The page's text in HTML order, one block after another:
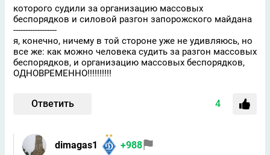
которого судили за организацию массовых
беспорядков и силовой разгон запорожского майдана
------------------
я, конечно, ничему в той стороне уже не удивляюсь, но
все же: как можно человека судить за разгон массовых
беспорядков, и организацию массовых беспорядков,
ОДНОВРЕМЕННО!!!!!!!!!!
Ответить 4
dimagas1
+988